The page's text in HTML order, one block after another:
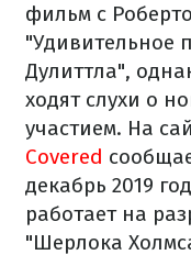
фильм с
"Удивительное
Дулиттла",
ходят слухи о
участием. На
Covered
декабрь 2019
работает на
"Шерлока